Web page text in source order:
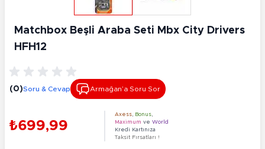
Matchbox Beşli Araba Seti Mbx City Drivers
HFH12
(0)Soru & Cevap Armağan’a Soru Sor
₺699,99
Axess Bonus
Maximum ve World
Kredi Kartınıza
Taksit Fırsatları !